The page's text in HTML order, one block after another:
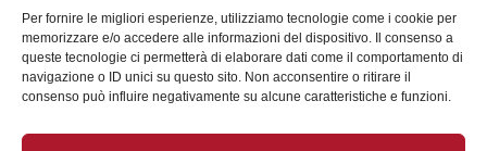
Per fornire le migliori esperienze, utilizziamo tecnologie come i cookie per
memorizzare e/o accedere alle informazioni del dispositivo. Il consenso a
queste tecnologie ci permetterà di elaborare dati come il comportamento di
navigazione o ID unici su questo sito. Non acconsentire o ritirare il
consenso può influire negativamente su alcune caratteristiche e funzioni.
del turismo enogastronomico dei prodotti DOP IGP
italiani.
Concessione contributo MASAF DM n. 0311719 del
15/06/2023
Concessione contributo MASAF, DM n. 0016662 del
15/01/2025 (CUP J88H24002560007)